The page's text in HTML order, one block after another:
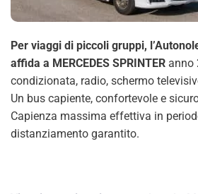
Per viaggi di piccoli gruppi,
affida a MERCEDES SPRINTER anno
condizionata, radio, schermo
Un bus capiente, confortevole e
Capienza massima effettiva in
distanziamento garantito.